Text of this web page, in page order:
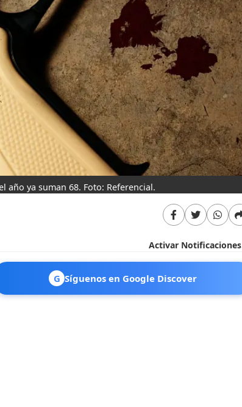
año ya suman 68. Foto: Referencial.
Activar Notificaciones
G Síguenos en Google Discover